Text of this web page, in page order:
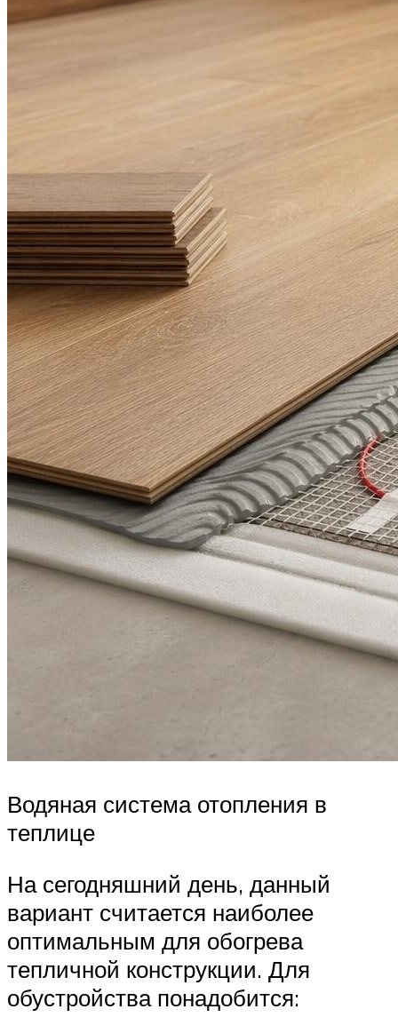
Водяная система отопления в
теплице
На сегодняшний день, данный
вариант считается наиболее
оптимальным для обогрева
тепличной конструкции. Для
обустройства понадобится: